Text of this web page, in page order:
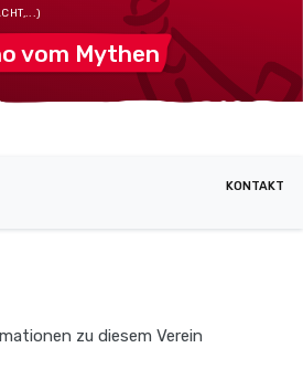
vom Mythen
KONTAKT
zu diesem Verein